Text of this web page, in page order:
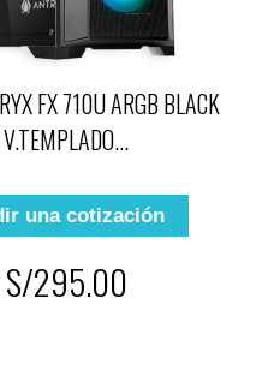
FX 710U ARGB BLACK
V.TEMPLADO...
una cotización
S/295.00